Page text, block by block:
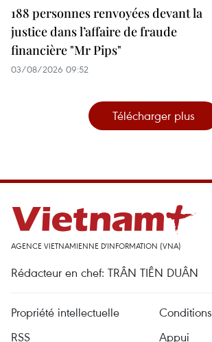
188 personnes renvoyées devant la
justice dans l’affaire de fraude
financière "Mr Pips"
03/08/2026 09:52
Télécharger plus
AGENCE VIETNAMIENNE D'INFORMATION (VNA)
Rédacteur en chef: TRÂN TIÊN DUÂN
Propriété intellectuelle
RSS
Appui